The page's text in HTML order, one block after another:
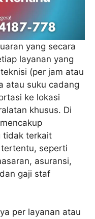
yang secara
layanan yang
(per jam atau
atau suku cadang
ke lokasi
khusus. Di
tidak terkait
seperti
asuransi,
gaji staf
per layanan atau